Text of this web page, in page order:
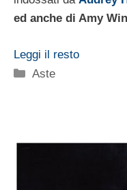
ed anche di Amy
Leggi il resto
Categorie
Aste